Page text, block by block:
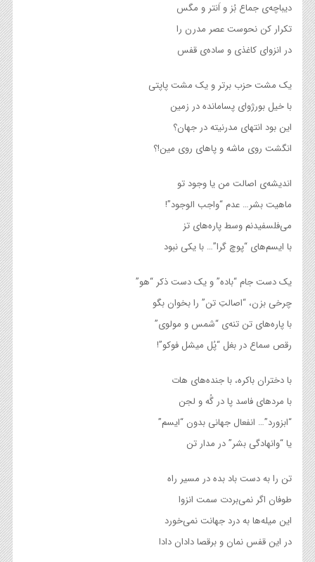
دیباچه‌ی جماع بُز و اَنتر و مگس
تکرار کن نحوست عصر مدرن را
در انزوای کاغذی و ساده‌ی قفس
یک مشت حزب برتر و یک مشت پاپتی
با خیل بورژوای پسامانده در زمین
این بود انتهای مدرنیته در جهان؟
انگشت روی ماشه و پاهای روی مین!؟
اندیشه‌ی اصالت من یا وجود تو
ماهیت بشر… عدم “واجب الوجود”!
می‌فلسفیدنم وسط پاره‌های تز
با ایسم‌های “پوچ گرا”… با یکی نبود
یک دست جام “باده” و یک دست ذکر “هو”
چرخی بزن، “اصالتِ تن” را بخوان بگو
با پاره‌های تن تنه‌ی “شمس و مولوی”
رقص سماع در بغل “پُل میشل فوکو”!
با دختران باکره، با جنده‌های هات
با مردهای فاسد پا در گُه و لجن
“ابزورد”… انفعال جهانی بدون “ایسم”
یا “وانهادگی بشر” در مدار تن
تن را به دست باد بده در مسیر راه
طوفان اگر نمی‌بردت سمت انزوا
این میله‌ها به درد جهانت نمی‌خورد
در این قفس نمان و برقصا دادان دادا